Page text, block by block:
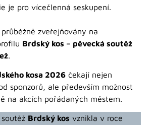
je pro vícečlenná seskupení.
zveřejňovány na
Brdský kos – pěvecká soutěž
.
kosa 2026 čekají nejen
sponzorů, ale především možnost
na akcích pořádaných městem.
Brdský kos vznikla v roce